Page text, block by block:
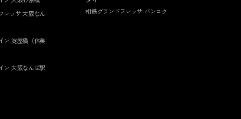
レッサ 大阪なん
ン 淀屋橋（休業
ン 大阪なんば駅
相鉄グランドフレッサ バンコク